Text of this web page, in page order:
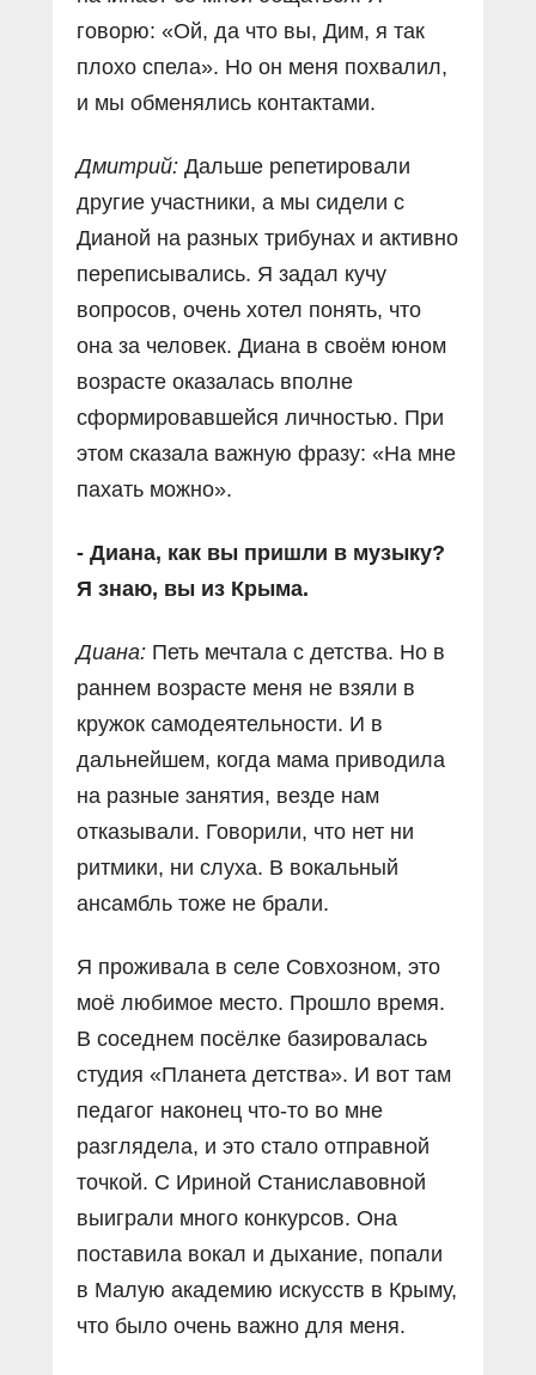
говорю: «Ой, да что вы, Дим, я так
плохо спела». Но он меня похвалил,
и мы обменялись контактами.
Дмитрий: Дальше репетировали
другие участники, а мы сидели с
Дианой на разных трибунах и активно
переписывались. Я задал кучу
вопросов, очень хотел понять, что
она за человек. Диана в своём юном
возрасте оказалась вполне
сформировавшейся личностью. При
этом сказала важную фразу: «На мне
пахать можно».
- Диана, как вы пришли в музыку?
Я знаю, вы из Крыма.
Диана: Петь мечтала с детства. Но в
раннем возрасте меня не взяли в
кружок самодеятельности. И в
дальнейшем, когда мама приводила
на разные занятия, везде нам
отказывали. Говорили, что нет ни
ритмики, ни слуха. В вокальный
ансамбль тоже не брали.
Я проживала в селе Совхозном, это
моё любимое место. Прошло время.
В соседнем посёлке базировалась
студия «Планета детства». И вот там
педагог наконец что-то во мне
разглядела, и это стало отправной
точкой. С Ириной Станиславовной
выиграли много конкурсов. Она
поставила вокал и дыхание, попали
в Малую академию искусств в Крыму,
что было очень важно для меня.